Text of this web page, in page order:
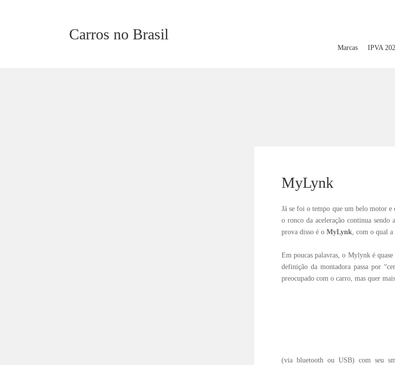
Carros no Brasil
Marcas IPVA
MyLynk
Já se foi o tempo que um belo motor
o ronco da aceleração continua sendo
prova disso é oMyLynk , com o qual
Em poucas palavras, o Mylynk é
definição da montadora passa por
preocupado com o carro, mas quer
(via bluetooth ou USB) com seu